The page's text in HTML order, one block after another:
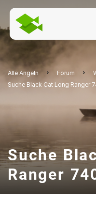
Alle Angeln Forum
Suche Black Cat Long Ranger
Suche
Ranger